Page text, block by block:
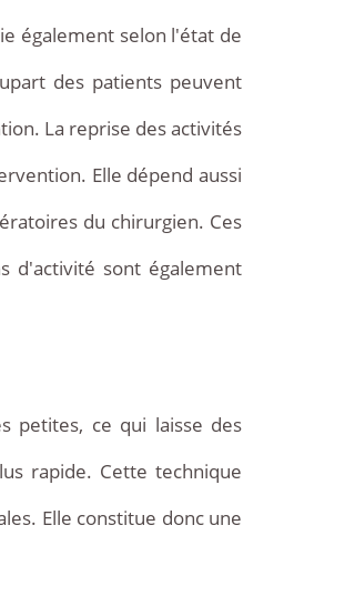
également selon l'état de
des patients peuvent
La reprise des activités
Elle dépend aussi
du chirurgien. Ces
d'activité sont également
petites, ce qui laisse des
rapide. Cette technique
Elle constitue donc une